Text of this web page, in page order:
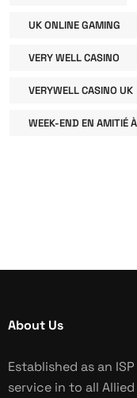
UK ONLINE GAMING
VERY WELL CASINO
VERYWELL CASINO UK
WEEK-END EN AMITIÉ
About Us
Established as an
service in to all